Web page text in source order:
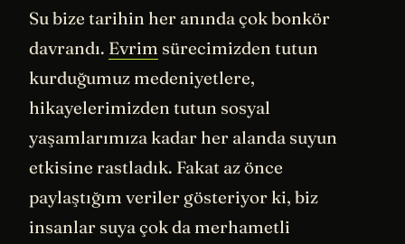
Su bize tarihin her anında çok bonkör
davrandı. Evrim sürecimizden tutun
kurduğumuz medeniyetlere,
hikayelerimizden tutun sosyal
yaşamlarımıza kadar her alanda suyun
etkisine rastladık. Fakat az önce
paylaştığım veriler gösteriyor ki, biz
insanlar suya çok da merhametli